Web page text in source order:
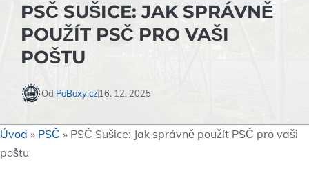
PSČ SUŠICE: JAK SPRÁVNĚ
POUŽÍT PSČ PRO VAŠI
POŠTU
Od PoBoxy.cz 16. 12. 2025
Úvod » PSČ » PSČ Sušice: Jak správně použít PSČ pro vaši
poštu